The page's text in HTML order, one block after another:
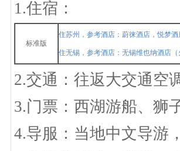
1.住宿：
标准版
住苏州，参考酒店：蔚徕酒店，悦梦
住无锡，参考酒店：无锡维也纳酒店（
2.交通：往返大交通空
3.门票：西湖游船、 狮
4.导服：当地中文导游